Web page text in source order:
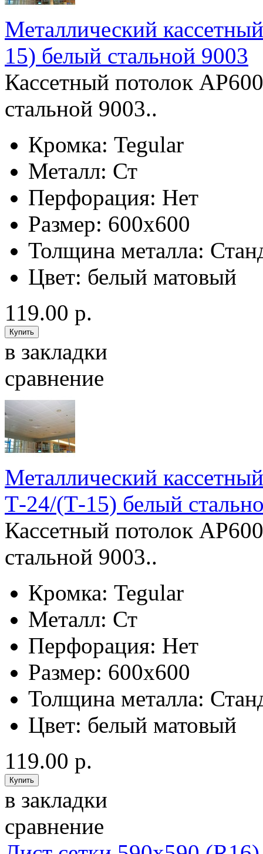
Металлический
15) белый стальной 9003
Кассетный потолок
стальной 9003..
Кромка: Tegular
Металл: Ст
Перфорация: Нет
Размер: 600x600
Толщина металла:
Цвет: белый матовый
119.00 р.
в закладки
сравнение
Металлический
Т-24/(Т-15) белый
Кассетный потолок
стальной 9003..
Кромка: Tegular
Металл: Ст
Перфорация: Нет
Размер: 600x600
Толщина металла:
Цвет: белый матовый
119.00 р.
в закладки
сравнение